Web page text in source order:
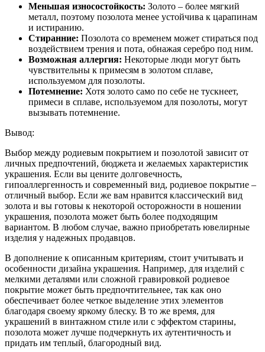
Меньшая износостойкость: Золото – более мягкий
металл, поэтому позолота менее устойчива к царапинам
и истиранию.
Стиранние: Позолота со временем может стираться под
воздействием трения и пота, обнажая серебро под ним.
Возможная аллергия: Некоторые люди могут быть
чувствительны к примесям в золотом сплаве,
используемом для позолоты.
Потемнение: Хотя золото само по себе не тускнеет,
примеси в сплаве, используемом для позолоты, могут
вызывать потемнение.
Вывод:
Выбор между родиевым покрытием и позолотой зависит от
личных предпочтений, бюджета и желаемых характеристик
украшения. Если вы цените долговечность,
гипоаллергенность и современный вид, родиевое покрытие –
отличный выбор. Если же вам нравится классический вид
золота и вы готовы к некоторой осторожности в ношении
украшения, позолота может быть более подходящим
вариантом. В любом случае, важно приобретать ювелирные
изделия у надежных продавцов.
В дополнение к описанным критериям, стоит учитывать и
особенности дизайна украшения. Например, для изделий с
мелкими деталями или сложной гравировкой родиевое
покрытие может быть предпочтительнее, так как оно
обеспечивает более четкое выделение этих элементов
благодаря своему яркому блеску. В то же время, для
украшений в винтажном стиле или с эффектом старины,
позолота может лучше подчеркнуть их аутентичность и
придать им теплый, благородный вид.